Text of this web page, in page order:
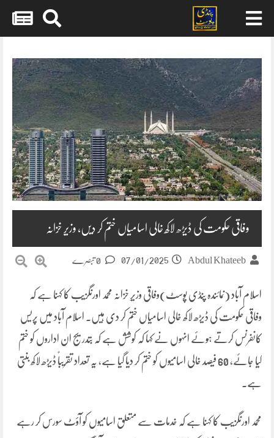
content
وفاقی حکومت کی ڈیڑھ لاکھ خالی اسامیاں ختم کر دیں، وزیرِ خزانہ
Abdul Khateeb
07/01/2025
اسلام آباد (نمائندہ پنڈی پوسٹ)وفاقی وزیرِ خزانہ محمد اورنگزیب کا کہنا ہے کہ
وفاقی حکومت کی ڈیڑھ لاکھ خالی اسامیاں ختم کر دی ہیں۔ اسلام آباد میں پریس
کانفرنس کرتے ہوئے انہوں نے کہا کہ کوشش ہے کہ بتدریج ان اداروں کو ختم
کیا جائے، 60 فیصد خالی اسامیوں کو ختم کر دیا گیا ہے، یہ تعداد تقریباً ڈیڑھ لاکھ بنتی
ہے۔
محمد اورنگزیب کا کہنا ہے کہ خدمات سے متعلق اسامیوں کو آؤٹ سورس کر رہے